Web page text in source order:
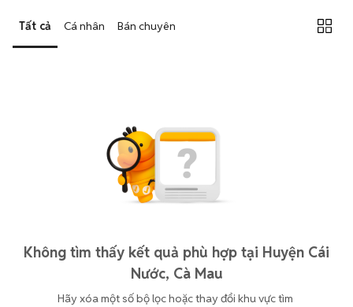
Tất cả Cá nhân Bán chuyên
Không tìm thấy kết quả phù hợp tại Huyện Cái
Nước, Cà Mau
Hãy xóa một số bộ lọc hoặc thay đổi khu vực tìm